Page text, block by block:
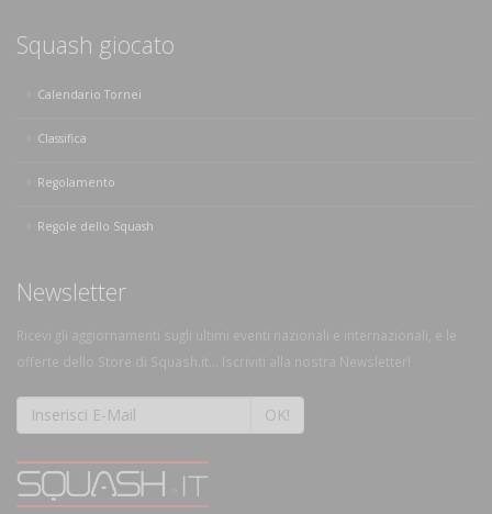
Squash giocato
Calendario Tornei
Classifica
Regolamento
Regole dello Squash
Newsletter
Ricevi gli aggiornamenti sugli ultimi eventi nazionali e internazionali, e le
offerte dello Store di Squash.it... Iscriviti alla nostra Newsletter!
OK!